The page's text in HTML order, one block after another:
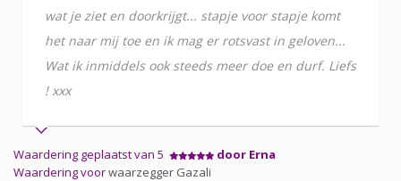
wat je ziet en doorkrijgt... stapje voor stapje komt
het naar mij toe en ik mag er rotsvast in geloven...
Wat ik inmiddels ook steeds meer doe en durf. Liefs
! xxx
Waardering geplaatst van 5
door Erna
Waardering voorwaarzegger Gazali